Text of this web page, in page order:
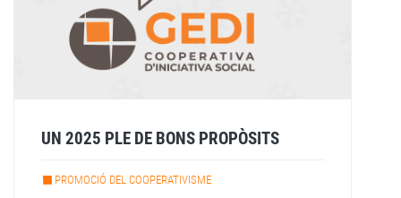
UN 2025 PLE DE BONS PROPÒSITS
PROMOCIÓ DEL COOPERATIVISME